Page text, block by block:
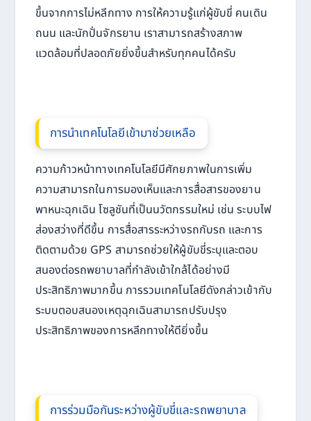
ขึ้นจากการไม่หลีกทาง การให้ความรู้แก่ผู้ขับขี่ คนเดิน
ถนน และนักปั่นจักรยาน เราสามารถสร้างสภาพ
แวดล้อมที่ปลอดภัยยิ่งขึ้นสำหรับทุกคนได้ครับ
การนำเทคโนโลยีเข้ามาช่วยเหลือ
ความก้าวหน้าทางเทคโนโลยีมีศักยภาพในการเพิ่ม
ความสามารถในการมองเห็นและการสื่อสารของยาน
พาหนะฉุกเฉิน โซลูชันที่เป็นนวัตกรรมใหม่ เช่น ระบบไฟ
ส่องสว่างที่ดีขึ้น การสื่อสารระหว่างรถกับรถ และการ
ติดตามด้วย GPS สามารถช่วยให้ผู้ขับขี่ระบุและตอบ
สนองต่อรถพยาบาลที่กำลังเข้าใกล้ได้อย่างมี
ประสิทธิภาพมากขึ้น การรวมเทคโนโลยีดังกล่าวเข้ากับ
ระบบตอบสนองเหตุฉุกเฉินสามารถปรับปรุง
ประสิทธิภาพของการหลีกทางให้ดียิ่งขึ้น
การร่วมมือกันระหว่างผู้ขับขี่และรถพยาบาล